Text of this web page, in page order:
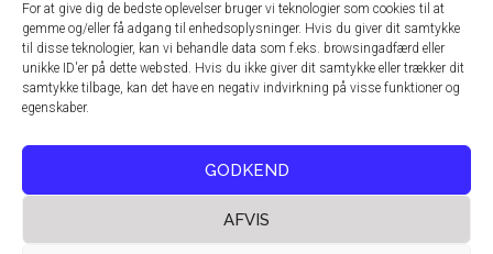
For at give dig de bedste oplevelser bruger vi teknologier som cookies til at
gemme og/eller få adgang til enhedsoplysninger. Hvis du giver dit samtykke
til disse teknologier, kan vi behandle data som f.eks. browsingadfærd eller
unikke ID'er på dette websted. Hvis du ikke giver dit samtykke eller trækker dit
samtykke tilbage, kan det have en negativ indvirkning på visse funktioner og
egenskaber.
GODKEND
AFVIS
DK - 2600 Glostrup
www.techmedia.dk
Telefon: +45 43 24 26 28
E-mail:info@techmedia.dk